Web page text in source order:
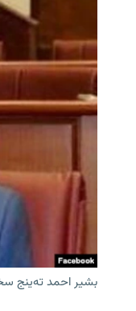
بشیر احمد ته‌ینج